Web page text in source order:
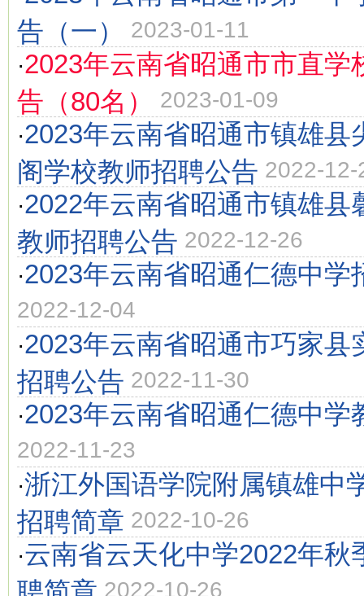
告（一）
2023-01-11
·2023年云南省昭通市市直学
告（80名）
2023-01-09
·2023年云南省昭通市镇雄县
阁学校教师招聘公告 2022-12-
·2022年云南省昭通市镇雄县
教师招聘公告 2022-12-26
·2023年云南省昭通仁德中学
2022-12-04
·2023年云南省昭通市巧家县
招聘公告 2022-11-30
·2023年云南省昭通仁德中学
2022-11-23
·浙江外国语学院附属镇雄中
招聘简章 2022-10-26
·云南省云天化中学2022年秋
聘简章 2022-10-26